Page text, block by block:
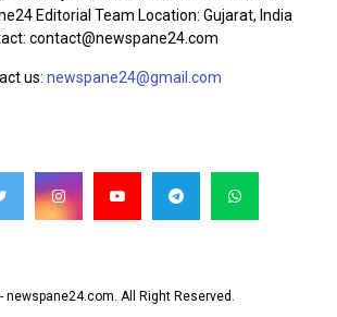
Editorial Team Location: Gujarat, India
contact@newspane24.com
us: newspane24@gmail.com
newspane24.com. All Right Reserved.